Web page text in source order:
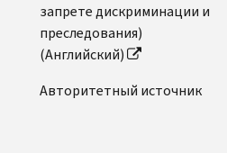
запрете дискриминации и
преследования)
(Английский)
Авторитетный источник